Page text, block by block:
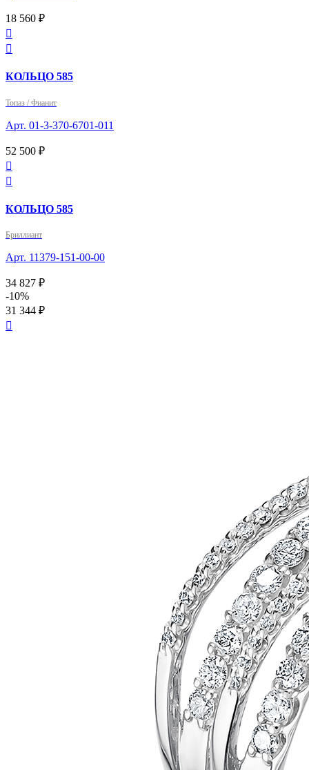
18 560 ₽


КОЛЬЦО 585
Топаз / Фианит
Арт. 01-3-370-6701-011
52 500 ₽


КОЛЬЦО 585
Бриллиант
Арт. 11379-151-00-00
34 827 ₽
-10%
31 344 ₽
